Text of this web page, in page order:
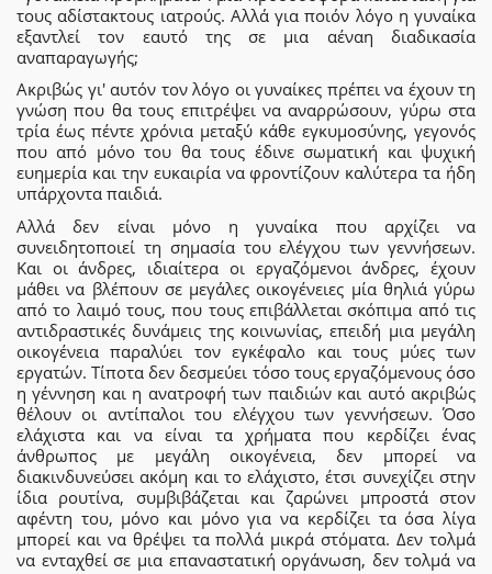
τους αδίστακτους ιατρούς. Αλλά για ποιόν λόγο η γυναίκα
εξαντλεί τον εαυτό της σε μια αέναη διαδικασία
αναπαραγωγής;
Ακριβώς γι' αυτόν τον λόγο οι γυναίκες πρέπει να έχουν τη
γνώση που θα τους επιτρέψει να αναρρώσουν, γύρω στα
τρία έως πέντε χρόνια μεταξύ κάθε εγκυμοσύνης, γεγονός
που από μόνο του θα τους έδινε σωματική και ψυχική
ευημερία και την ευκαιρία να φροντίζουν καλύτερα τα ήδη
υπάρχοντα παιδιά.
Αλλά δεν είναι μόνο η γυναίκα που αρχίζει να
συνειδητοποιεί τη σημασία του ελέγχου των γεννήσεων.
Και οι άνδρες, ιδιαίτερα οι εργαζόμενοι άνδρες, έχουν
μάθει να βλέπουν σε μεγάλες οικογένειες μία θηλιά γύρω
από το λαιμό τους, που τους επιβάλλεται σκόπιμα από τις
αντιδραστικές δυνάμεις της κοινωνίας, επειδή μια μεγάλη
οικογένεια παραλύει τον εγκέφαλο και τους μύες των
εργατών. Τίποτα δεν δεσμεύει τόσο τους εργαζόμενους όσο
η γέννηση και η ανατροφή των παιδιών και αυτό ακριβώς
θέλουν οι αντίπαλοι του ελέγχου των γεννήσεων. Όσο
ελάχιστα και να είναι τα χρήματα που κερδίζει ένας
άνθρωπος με μεγάλη οικογένεια, δεν μπορεί να
διακινδυνεύσει ακόμη και το ελάχιστο, έτσι συνεχίζει στην
ίδια ρουτίνα, συμβιβάζεται και ζαρώνει μπροστά στον
αφέντη του, μόνο και μόνο για να κερδίζει τα όσα λίγα
μπορεί και να θρέψει τα πολλά μικρά στόματα. Δεν τολμά
να ενταχθεί σε μια επαναστατική οργάνωση, δεν τολμά να